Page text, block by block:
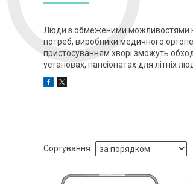
Люди з обмеженими можливостями
потреб, виробники медичного
пристосуванням хворі зможуть
установах, пансіонатах для літніх